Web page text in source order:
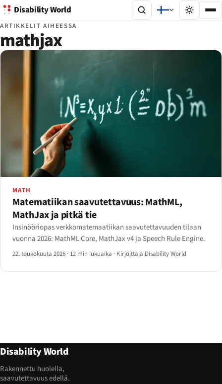
Disability World
ARTIKKELIT AIHEESSA
mathjax
MATH
Matematiikan saavutettavuus: MathML,
MathJax ja pitkä tie
Insinööriopas verkkomatemaatiikan saavutettavuuden tilaan
vuonna 2026: MathML Core, MathJax v4 ja Speech Rule Engine.
22. toukokuuta 2026 · 12 min lukuaika · Kirjoittaja Disability World
Disability World
Rakennettu huolella,
saavutettavuus edellä.